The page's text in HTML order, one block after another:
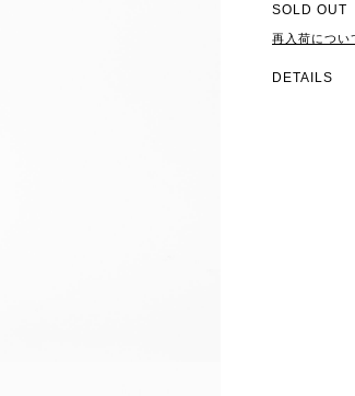
SOLD OUT
再入荷につい
DETAILS